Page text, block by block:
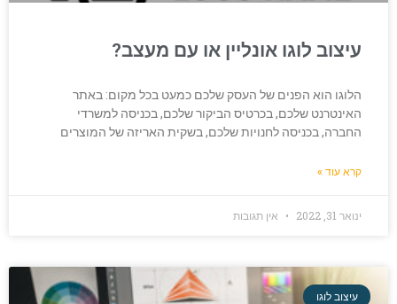
עיצוב לוגו אונליין או עם מעצב?
הלוגו הוא הפנים של העסק שלכם כמעט בכל מקום: באתר
האינטרנט שלכם, בכרטיס הביקור שלכם, בכניסה למשרדי
החברה, בכניסה לחנויות שלכם, בשקית האריזה של המוצרים
קרא עוד »
ינואר 31, 2022 אין תגובות
עיצוב לוגו